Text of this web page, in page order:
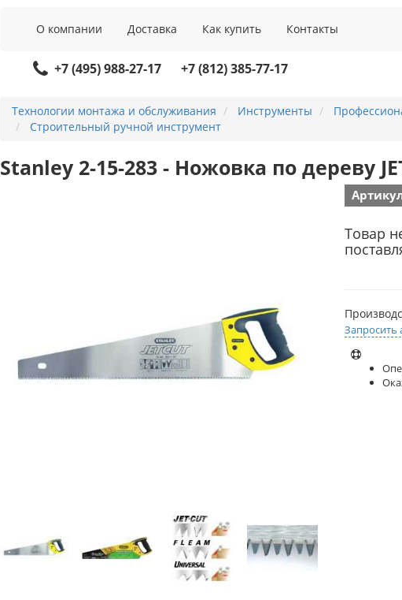
О компании Доставка Как купить Контакты
+7 (495) 988-27-17 +7 (812) 385-77-17
Технологии монтажа и обслуживания Инструменты
Строительный ручной инструмент
Stanley 2-15-283 - Ножовка по дереву
Товар
Запросить